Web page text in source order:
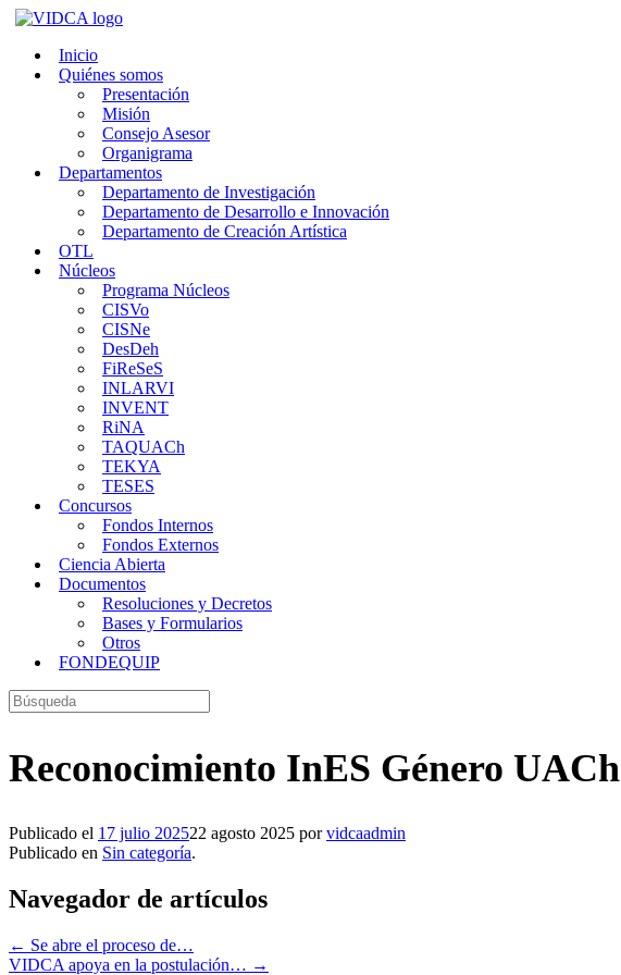
Saltar
contenidoInicio
Quiénes somos
Presentación
Misión
Consejo Asesor
Organigrama
Departamentos
Departamento de Investigación
Departamento de Desarrollo e Innovación
Departamento de Creación Artística
OTL
Núcleos
Programa Núcleos
CISVo
CISNe
DesDeh
FiReSeS
INLARVI
INVENT
RiNA
TAQUACh
TEKYA
TESES
Concursos
Fondos Internos
Fondos Externos
Ciencia Abierta
Documentos
Resoluciones y Decretos
Bases y Formularios
Otros
FONDEQUIP
Buscar:
Reconocimiento InES Género UACh
Publicado el 17 julio 202522 agosto 2025 porvidcaadmin
Publicado en Sin categoría.
Navegador de artículos
← Se abre el proceso de…
VIDCA apoya en la postulación… →